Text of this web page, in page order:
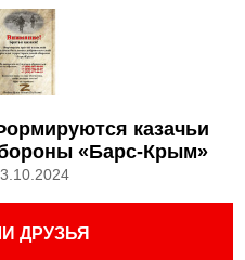
казачьи
«Барс-Крым»
ДРУЗЬЯ